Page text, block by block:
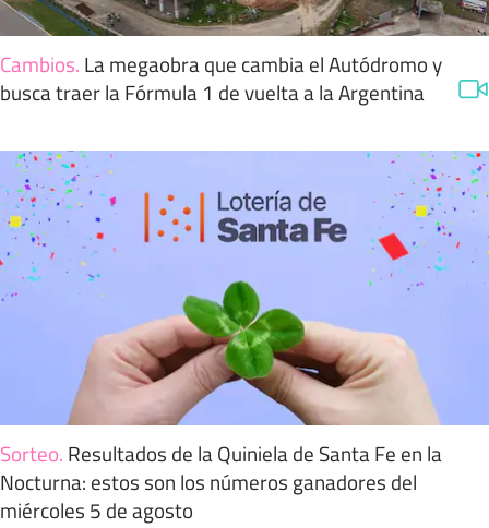
Cambios. La megaobra que cambia el Autódromo y
busca traer la Fórmula 1 de vuelta a la Argentina
Sorteo. Resultados de la Quiniela de Santa Fe en la
Nocturna: estos son los números ganadores del
miércoles 5 de agosto